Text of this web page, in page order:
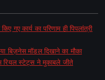
गए कार्य का परिणाम ही पिपलांत्री
बिज़नेस मॉडल दिखाने का मौका
रियल स्टेट्स ने मुकाबले जीते